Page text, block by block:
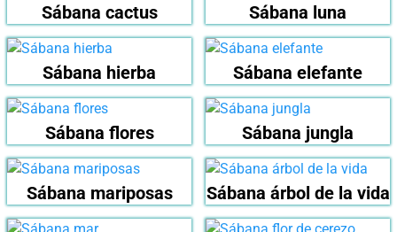
Sábana cactus Sábana luna
Sábana hierba Sábana elefante
Sábana flores Sábana jungla
Sábana mariposas Sábana árbol de la vida